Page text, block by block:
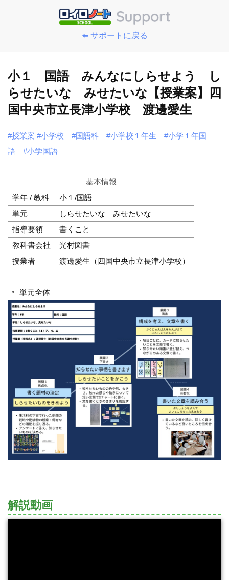
⬅️ サポートに戻る
小１ 国語 みんなにしらせよう し
らせたいな みせたいな【授業案】四
国中央市立長津小学校 渡邊愛生
#授業案 #小学校 #国語科 #小学校１年生
#小学１年国
語
#小学国語
基本情報
学年 / 教科
小１/国語
単元
しらせたいな みせたいな
指導要領
書くこと
教科書会社
光村図書
授業者
渡邊愛生（四国中央市立長津小学校）
単元全体
解説動画